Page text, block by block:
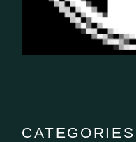
CATEGORIES